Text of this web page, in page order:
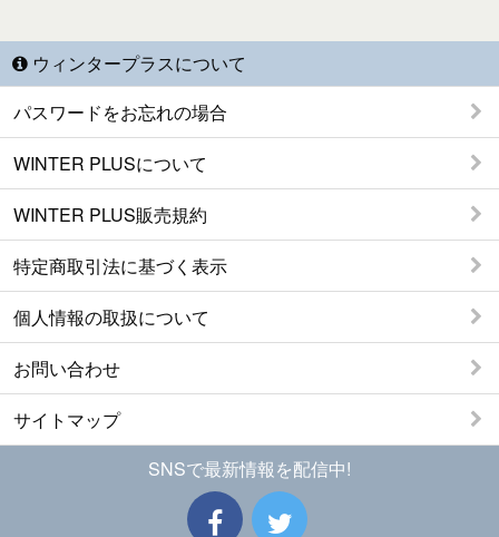
ウィンタープラスについて
パスワードをお忘れの場合
WINTER PLUSについて
WINTER PLUS販売規約
特定商取引法に基づく表示
個人情報の取扱について
お問い合わせ
サイトマップ
SNSで最新情報を配信中!